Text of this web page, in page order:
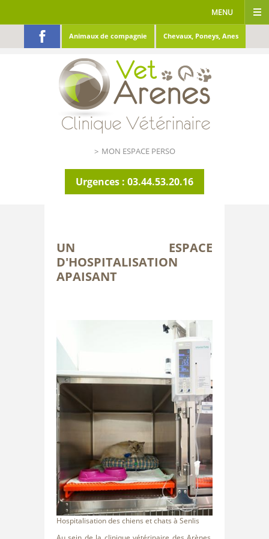
Animaux de compagnie Chevaux, Poneys, Anes
MON ESPACE PERSO
Urgences : 03.44.53.20.16
MENU
ACCUEIL
CLINIQUE
SERVICES
INFOS UTILES
ACTUALITÉS
GALERIES
UN ESPACE
D'HOSPITALISATION
APAISANT
Hospitalisation des chiens et chats à Senlis